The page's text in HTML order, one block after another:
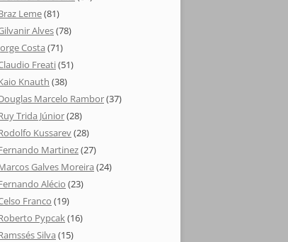
Leme(81)
Alves(78)
Costa (71)
Freati(51)
Knauth (38)
Marcelo Rambor(37)
Trida Júnior(28)
Kussarev(28)
Martinez(27)
Galves Moreira (24)
Alécio (23)
Franco (19)
Pypcak(16)
Silva (15)